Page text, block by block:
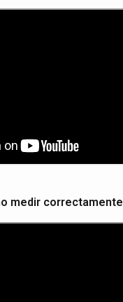
medir correctamente